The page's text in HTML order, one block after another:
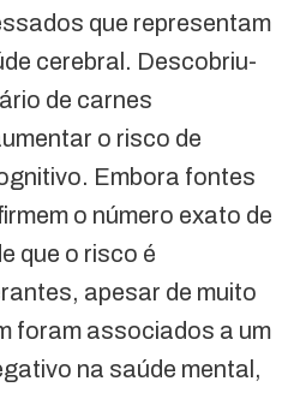
que representam
cerebral. Descobriu-
de carnes
o risco de
Embora fontes
o número exato de
que o risco é
apesar de muito
foram associados a um
na saúde mental,